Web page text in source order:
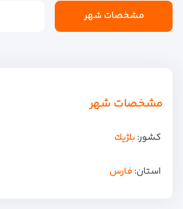
مشخصات شهر
مشخصات شهر
کشور:بلژيك
استان:فارس